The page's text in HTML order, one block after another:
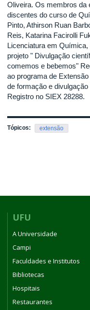
Oliveira. Os membros da
discentes do curso de
Pinto, Athirson Ruan
Reis, Katarina Facirolli
Licenciatura em
projeto " Divulgação
comemos e bebemos"
ao programa de
de formação e
Registro no SIEX 28288.
Tópicos: extensão
UFU
A Universidade
Campi
Faculdades e Institutos
Bibliotecas
Hospitais
Restaurantes